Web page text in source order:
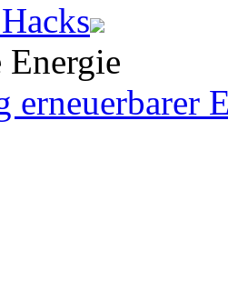
Energie
erneuerbarer